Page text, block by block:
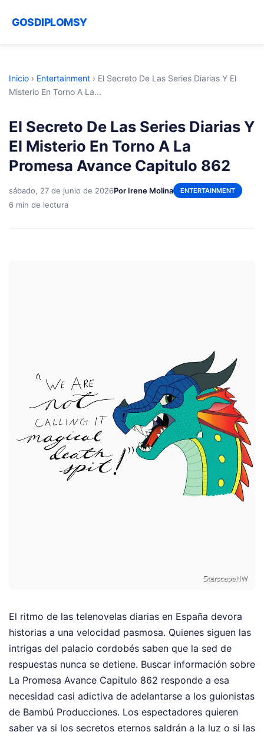
GOSDIPLOMSY
Inicio › Entertainment › El Secreto De Las Series Diarias Y El
Misterio En Torno A La...
El Secreto De Las Series Diarias Y
El Misterio En Torno A La
Promesa Avance Capitulo 862
sábado, 27 de junio de 2026Por Irene Molina ENTERTAINMENT
6 min de lectura
El ritmo de las telenovelas diarias en España devora
historias a una velocidad pasmosa. Quienes siguen las
intrigas del palacio cordobés saben que la sed de
respuestas nunca se detiene. Buscar información sobre
La Promesa Avance Capitulo 862 responde a esa
necesidad casi adictiva de adelantarse a los guionistas
de Bambú Producciones. Los espectadores quieren
saber ya si los secretos eternos saldrán a la luz o si las